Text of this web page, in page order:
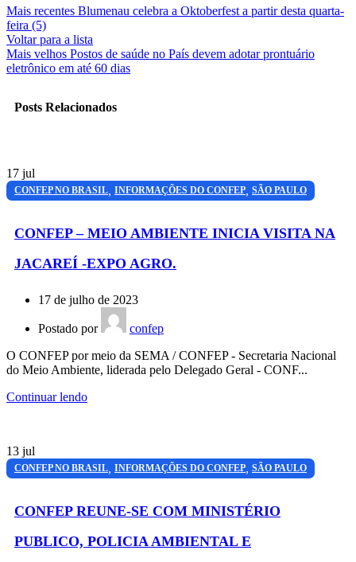
Mais recentes Blumenau celebra a Oktoberfest a partir desta quarta-
feira (5)
Voltar para a lista
Mais velhos Postos de saúde no País devem adotar prontuário
eletrônico em até 60 dias
Posts Relacionados
17 jul
CONFEP NO BRASIL, INFORMAÇÕES DO CONFEP, SÃO PAULO
CONFEP – MEIO AMBIENTE INICIA VISITA NA
JACAREÍ -EXPO AGRO.
17 de julho de 2023
Postado por
confep
O CONFEP por meio da SEMA / CONFEP - Secretaria Nacional
do Meio Ambiente, liderada pelo Delegado Geral - CONF...
Continuar lendo
13 jul
CONFEP NO BRASIL, INFORMAÇÕES DO CONFEP, SÃO PAULO
CONFEP REUNE-SE COM MINISTÉRIO
PUBLICO, POLICIA AMBIENTAL E